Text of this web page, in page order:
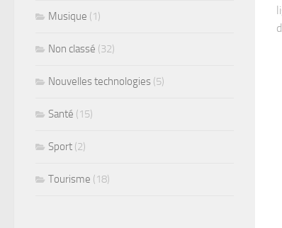
Musique (1)
Non classé (32)
Nouvelles technologies (5)
Santé (15)
Sport (2)
Tourisme (18)